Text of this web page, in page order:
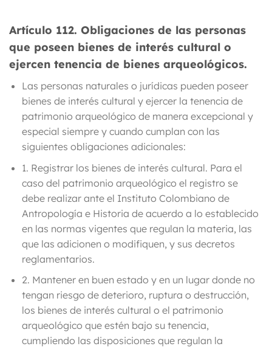
Artículo 112. Obligaciones de las personas
que poseen bienes de interés cultural o
ejercen tenencia de bienes arqueológicos.
Las personas naturales o jurídicas pueden poseer
bienes de interés cultural y ejercer la tenencia de
patrimonio arqueológico de manera excepcional y
especial siempre y cuando cumplan con las
siguientes obligaciones adicionales:
1. Registrar los bienes de interés cultural. Para el
caso del patrimonio arqueológico el registro se
debe realizar ante el Instituto Colombiano de
Antropología e Historia de acuerdo a lo establecido
en las normas vigentes que regulan la materia, las
que las adicionen o modifiquen, y sus decretos
reglamentarios.
2. Mantener en buen estado y en un lugar donde no
tengan riesgo de deterioro, ruptura o destrucción,
los bienes de interés cultural o el patrimonio
arqueológico que estén bajo su tenencia,
cumpliendo las disposiciones que regulan la